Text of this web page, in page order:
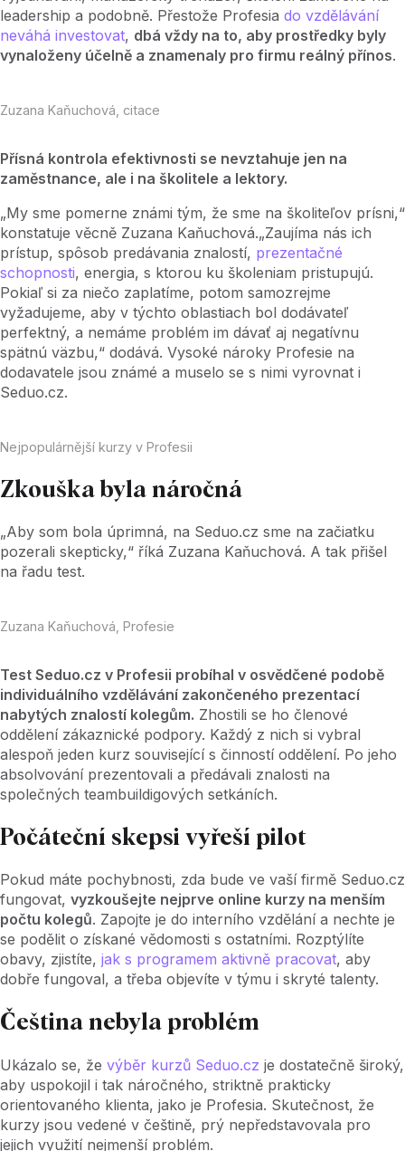
leadership a podobně. Přestože Profesia do vzdělávání
neváhá investovat, dbá vždy na to, aby prostředky byly
vynaloženy účelně a znamenaly pro firmu reálný přínos.
Zuzana Kaňuchová, citace
Přísná kontrola efektivnosti se nevztahuje jen na
zaměstnance, ale i na školitele a lektory.
„My sme pomerne známi tým, že sme na školiteľov prísni,“
konstatuje věcně Zuzana Kaňuchová.„Zaujíma nás ich
prístup, spôsob predávania znalostí, prezentačné
schopnosti, energia, s ktorou ku školeniam pristupujú.
Pokiaľ si za niečo zaplatíme, potom samozrejme
vyžadujeme, aby v týchto oblastiach bol dodávateľ
perfektný, a nemáme problém im dávať aj negatívnu
spätnú väzbu,“ dodává. Vysoké nároky Profesie na
dodavatele jsou známé a muselo se s nimi vyrovnat i
Seduo.cz.
Nejpopulárnější kurzy v Profesii
Zkouška byla náročná
„Aby som bola úprimná, na Seduo.cz sme na začiatku
pozerali skepticky,“ říká Zuzana Kaňuchová. A tak přišel
na řadu test.
Zuzana Kaňuchová, Profesie
Test Seduo.cz v Profesii probíhal v osvědčené podobě
individuálního vzdělávání zakončeného prezentací
nabytých znalostí kolegům. Zhostili se ho členové
oddělení zákaznické podpory. Každý z nich si vybral
alespoň jeden kurz související s činností oddělení. Po jeho
absolvování prezentovali a předávali znalosti na
společných teambuildigových setkáních.
Počáteční skepsi vyřeší pilot
Pokud máte pochybnosti, zda bude ve vaší firmě Seduo.cz
fungovat, vyzkoušejte nejprve online kurzy na menším
počtu kolegů. Zapojte je do interního vzdělání a nechte je
se podělit o získané vědomosti s ostatními. Rozptýlíte
obavy, zjistíte, jak s programem aktivně pracovat, aby
dobře fungoval, a třeba objevíte v týmu i skryté talenty.
Čeština nebyla problém
Ukázalo se, že výběr kurzů Seduo.cz je dostatečně široký,
aby uspokojil i tak náročného, striktně prakticky
orientovaného klienta, jako je Profesia. Skutečnost, že
kurzy jsou vedené v češtině, prý nepředstavovala pro
jejich využití nejmenší problém.